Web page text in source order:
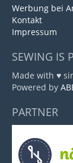
Werbung bei
Kontakt
Impressum
SEWING IS
Made with ♥
Powered by
PARTNER